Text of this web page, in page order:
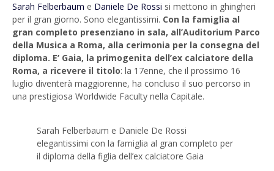
Sarah Felberbaum e Daniele De Rossi si mettono in ghingheri
per il gran giorno. Sono elegantissimi. Con la famiglia al
gran completo presenziano in sala, all’Auditorium Parco
della Musica a Roma, alla cerimonia per la consegna del
diploma. E’ Gaia, la primogenita dell’ex calciatore della
Roma, a ricevere il titolo: la 17enne, che il prossimo 16
luglio diventerà maggiorenne, ha concluso il suo percorso in
una prestigiosa Worldwide Faculty nella Capitale.
Sarah Felberbaum e Daniele De Rossi
elegantissimi con la famiglia al gran completo per
il diploma della figlia dell’ex calciatore Gaia